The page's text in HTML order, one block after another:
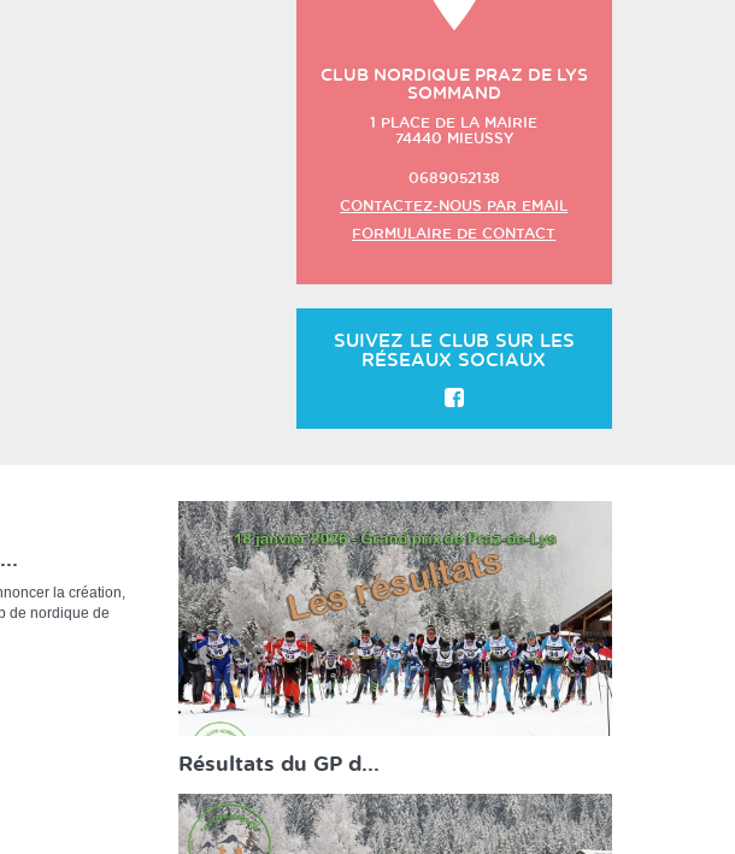
CLUB NORDIQUE PRAZ DE LYS
SOMMAND
1 PLACE DE LA MAIRIE
74440 MIEUSSY
0689052138
CONTACTEZ-NOUS PAR EMAIL
FORMULAIRE DE CONTACT
SUIVEZ LE CLUB SUR LES
RÉSEAUX SOCIAUX
la création,
de nordique de
Résultats du GP d...